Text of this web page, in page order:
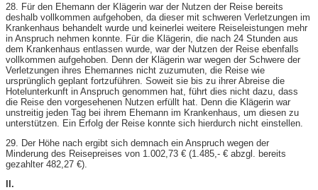
28. Für den Ehemann der Klägerin war der Nutzen der Reise bereits
deshalb vollkommen aufgehoben, da dieser mit schweren Verletzungen im
Krankenhaus behandelt wurde und keinerlei weitere Reiseleistungen mehr
in Anspruch nehmen konnte. Für die Klägerin, die nach 24 Stunden aus
dem Krankenhaus entlassen wurde, war der Nutzen der Reise ebenfalls
vollkommen aufgehoben. Denn der Klägerin war wegen der Schwere der
Verletzungen ihres Ehemannes nicht zuzumuten, die Reise wie
ursprünglich geplant fortzuführen. Soweit sie bis zu ihrer Abreise die
Hotelunterkunft in Anspruch genommen hat, führt dies nicht dazu, dass
die Reise den vorgesehenen Nutzen erfüllt hat. Denn die Klägerin war
unstreitig jeden Tag bei ihrem Ehemann im Krankenhaus, um diesen zu
unterstützen. Ein Erfolg der Reise konnte sich hierdurch nicht einstellen.
29. Der Höhe nach ergibt sich demnach ein Anspruch wegen der
Minderung des Reisepreises von 1.002,73 € (1.485,- € abzgl. bereits
gezahlter 482,27 €).
II.